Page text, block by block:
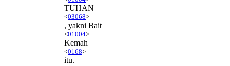
TUHAN
<03068>
, yakni Bait
<01004>
Kemah
<0168>
itu.